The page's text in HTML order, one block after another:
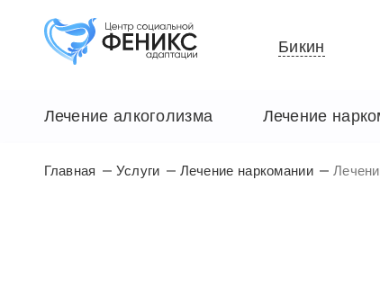
Бикин
Лечение алкоголизма Лечение
Главная Услуги Лечение наркомании